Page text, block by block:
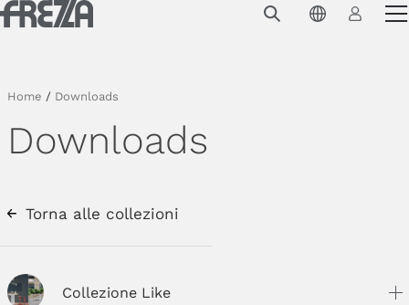
Skip to main content
Collezioni
Progetti e ispirazioni
Azienda
Magazine
Downloads
Home / Downloads
Downloads
Torna alle collezioni
Collezione Like